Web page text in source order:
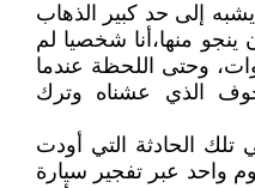
يشبه إلى حد كبير الذهاب
منها،أنا شخصيا لم
وحتى اللحظة عندما
الذي عشناه وترك
تلك الحادثة التي أودت
واحد عبر تفجير سيارة